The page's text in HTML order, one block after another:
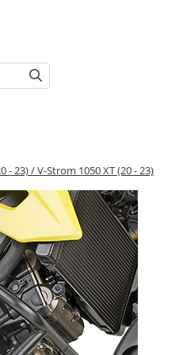
- 23) / V-Strom 1050 XT (20 - 23)